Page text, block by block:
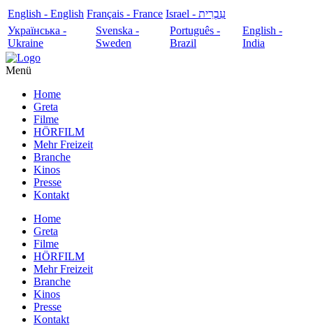
English - English Français - France
עִבְרִית - Israel
Українська -
Ukraine
Svenska -
Sweden
Português -
Brazil
English -
India
Menü
Home
Greta
Filme
HÖRFILM
Mehr Freizeit
Branche
Kinos
Presse
Kontakt
Home
Greta
Filme
HÖRFILM
Mehr Freizeit
Branche
Kinos
Presse
Kontakt